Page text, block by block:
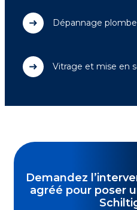
Dépannage
Vitrage et mise en
Demandez
agréé pour poser